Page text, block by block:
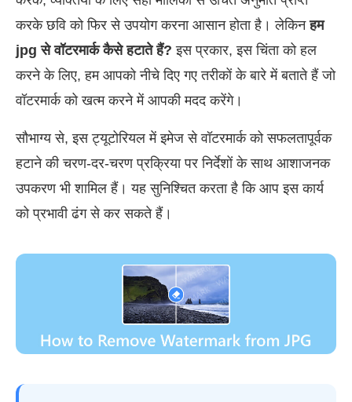
करके छवि को फिर से उपयोग करना आसान होता है। लेकिनहम
jpg से वॉटरमार्क कैसे हटाते हैं? इस प्रकार, इस चिंता को हल
करने के लिए, हम आपको नीचे दिए गए तरीकों के बारे में बताते हैं जो
वॉटरमार्क को खत्म करने में आपकी मदद करेंगे।
सौभाग्य से, इस ट्यूटोरियल में इमेज से वॉटरमार्क को सफलतापूर्वक
हटाने की चरण-दर-चरण प्रक्रिया पर निर्देशों के साथ आशाजनक
उपकरण भी शामिल हैं। यह सुनिश्चित करता है कि आप इस कार्य
को प्रभावी ढंग से कर सकते हैं।